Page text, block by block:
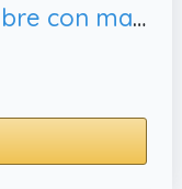
CMP - Chaqueta de hombre con mangas desmontables, 54